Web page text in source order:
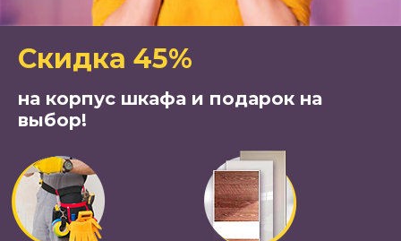
Скидка 45%
на корпус шкафа и подарок на
выбор!